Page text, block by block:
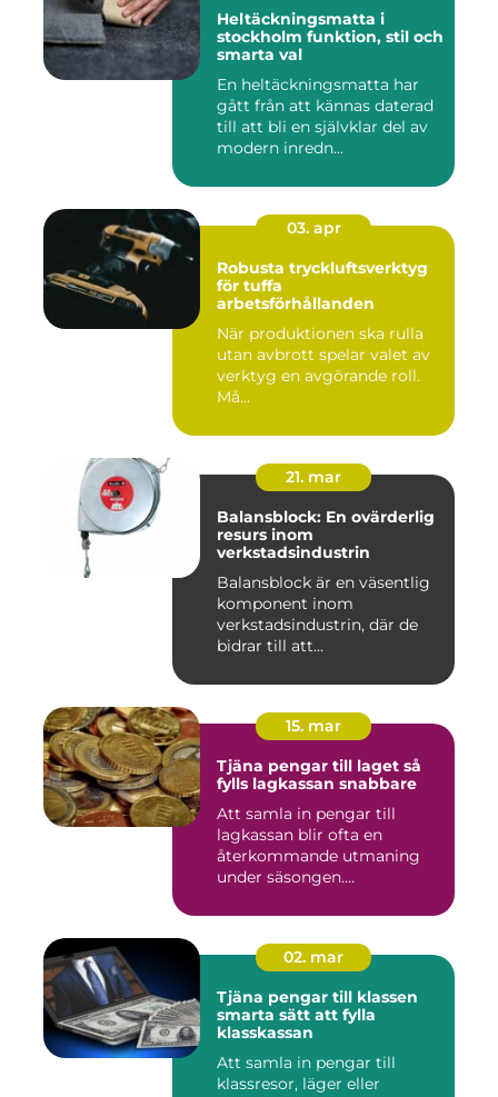
Heltäckningsmatta i
stockholm funktion, stil och
smarta val
En heltäckningsmatta har
gått från att kännas daterad
till att bli en självklar del av
modern inredn...
03. apr
Robusta tryckluftsverktyg
för tuffa
arbetsförhållanden
När produktionen ska rulla
utan avbrott spelar valet av
verktyg en avgörande roll.
Må...
21. mar
Balansblock: En ovärderlig
resurs inom
verkstadsindustrin
Balansblock är en väsentlig
komponent inom
verkstadsindustrin, där de
bidrar till att...
15. mar
Tjäna pengar till laget så
fylls lagkassan snabbare
Att samla in pengar till
lagkassan blir ofta en
återkommande utmaning
under säsongen.
02. mar
Tjäna pengar till klassen
smarta sätt att fylla
klasskassan
Att samla in pengar till
klassresor, läger eller